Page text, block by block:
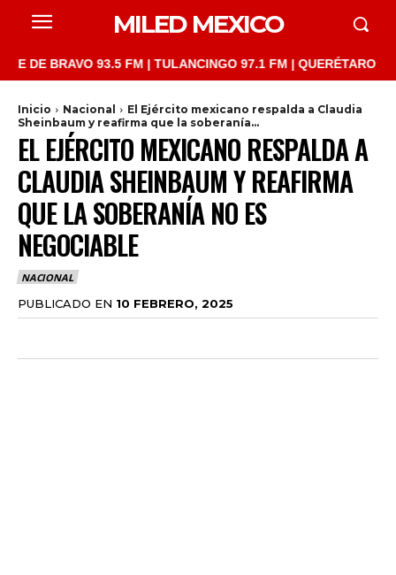
MILED MEXICO
93.5 FM | TULANCINGO 97.1 FM | QUERÉTARO 103.1
Inicio Nacional
El Ejército mexicano respalda a Claudia
Sheinbaum y reafirma que la soberanía...
EL EJÉRCITO MEXICANO RESPALDA A
CLAUDIA SHEINBAUM Y REAFIRMA
QUE LA SOBERANÍA NO ES
NEGOCIABLE
NACIONAL
PUBLICADO EN 10 FEBRERO, 2025